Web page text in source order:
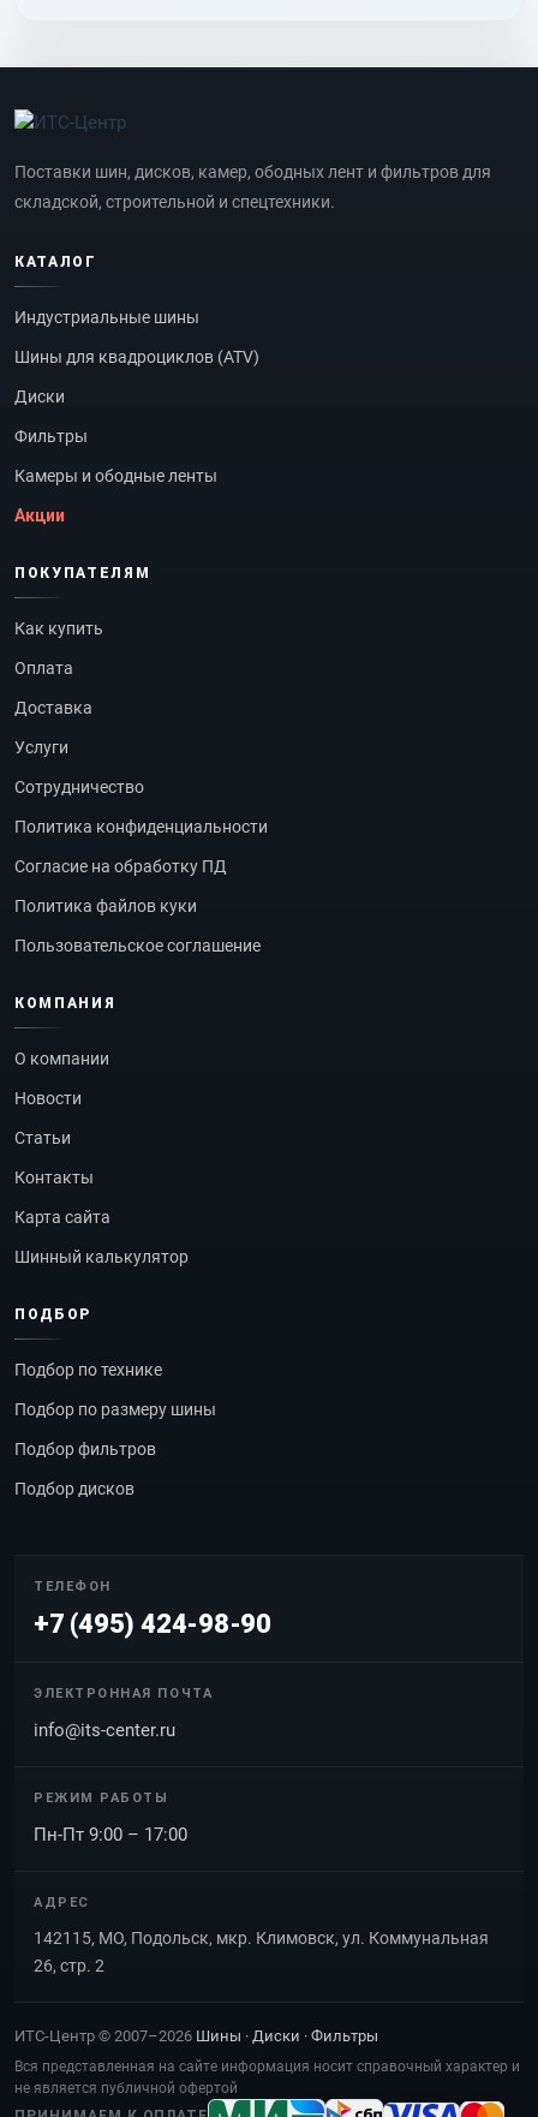
Поставки шин, дисков, камер, ободных лент и фильтров для
складской, строительной и спецтехники.
КАТАЛОГ
Индустриальные шины
Шины для квадроциклов (ATV)
Диски
Фильтры
Камеры и ободные ленты
Акции
ПОКУПАТЕЛЯМ
Как купить
Оплата
Доставка
Услуги
Сотрудничество
Политика конфиденциальности
Согласие на обработку ПД
Политика файлов куки
Пользовательское соглашение
КОМПАНИЯ
О компании
Новости
Статьи
Контакты
Карта сайта
Шинный калькулятор
ПОДБОР
Подбор по технике
Подбор по размеру шины
Подбор фильтров
Подбор дисков
ТЕЛЕФОН
+7 (495) 424-98-90
ЭЛЕКТРОННАЯ ПОЧТА
info@its-center.ru
РЕЖИМ РАБОТЫ
Пн-Пт 9:00 – 17:00
АДРЕС
142115, МО, Подольск, мкр. Климовск, ул. Коммунальная
26, стр. 2
ИТС-Центр © 2007–2026 Шины · Диски · Фильтры
Вся представленная на сайте информация носит справочный характер и
не является публичной офертой